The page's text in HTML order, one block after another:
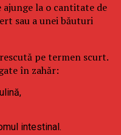
la o cantitate de
sau a unei băuturi
pe termen scurt.
în zahăr:
intestinal.